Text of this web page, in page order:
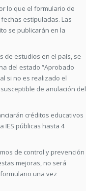
lo que el formulario de
estipuladas. Las
se publicarán en la
de estudios en el país, se
del estado “Aprobado
si no es realizado el
de anulación del
créditos educativos
IES públicas hasta 4
de control y prevención
mejoras, no será
una vez